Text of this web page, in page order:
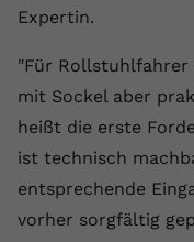
Expertin.
"Für Rollstuhlfahrer
mit Sockel aber
heißt die erste
ist technisch
entsprechende
vorher sorgfältig
Zweck